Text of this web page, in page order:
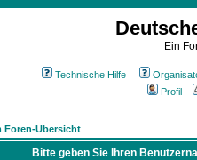
Ein
Technische Hilfe
Profil
Foren-Übersicht
Bitte geben Sie Ihren